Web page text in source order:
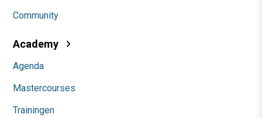
Community
Academy
Agenda
Mastercourses
Trainingen